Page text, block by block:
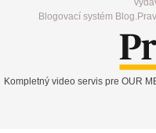
Blogovací systém
Kompletný video servis pre OUR